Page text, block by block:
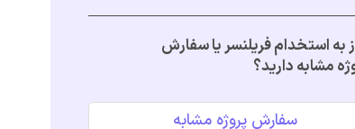
به استخدام فریلنسر یا سفارش
مشابه دارید؟
سفارش پروژه مشابه